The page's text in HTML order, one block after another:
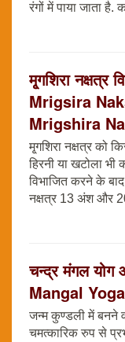
रंगों में पाया जाता है.
मृ्गशिरा
Mrigsira
Mrigshira
मृ्गशिरा नक्षत्र को
हिरनी या खटोला भी
विभाजित करने के
नक्षत्र 13 अंश और
चन्द्र मंगल योग
Mangal
जन्म कुण्डली में बनने
चमत्कारिक रुप से